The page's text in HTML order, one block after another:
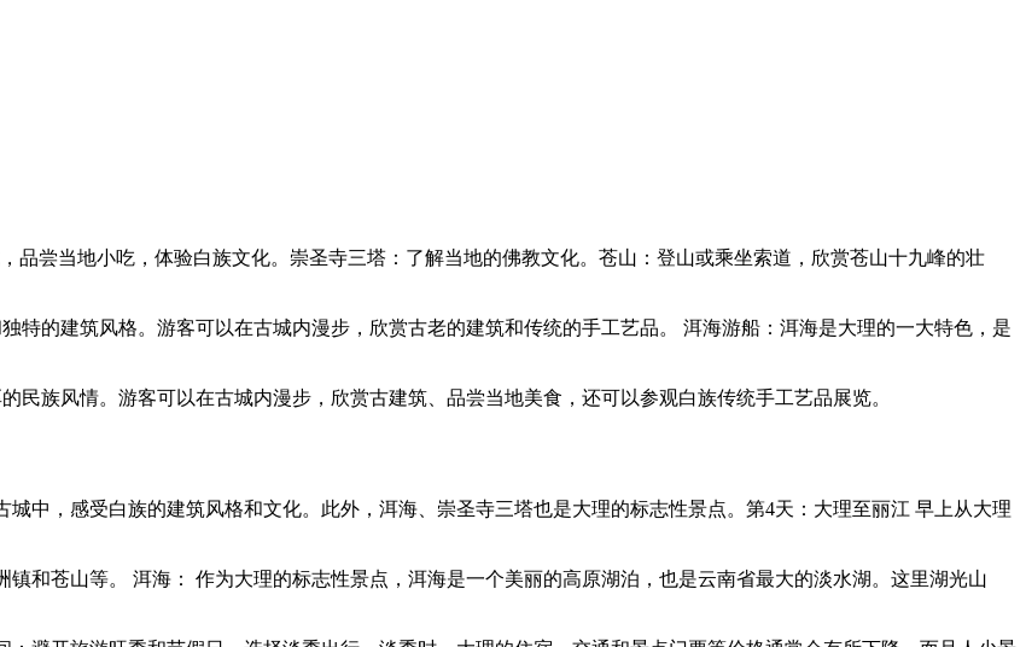
品尝当地小吃，体验白族文化。崇圣寺三塔：了解当地的佛教文化。苍山：登山或乘坐索道，欣赏苍山十九峰的壮
特的建筑风格。游客可以在古城内漫步，欣赏古老的建筑和传统的手工艺品。 洱海游船：洱海是大理的一大特色，是
民族风情。游客可以在古城内漫步，欣赏古建筑、品尝当地美食，还可以参观白族传统手工艺品展览。
中，感受白族的建筑风格和文化。此外，洱海、崇圣寺三塔也是大理的标志性景点。第4天：大理至丽江 早上从大理
和苍山等。 洱海： 作为大理的标志性景点，洱海是一个美丽的高原湖泊，也是云南省最大的淡水湖。这里湖光山